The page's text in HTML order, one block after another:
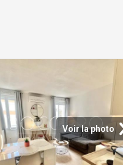
Voir la photo